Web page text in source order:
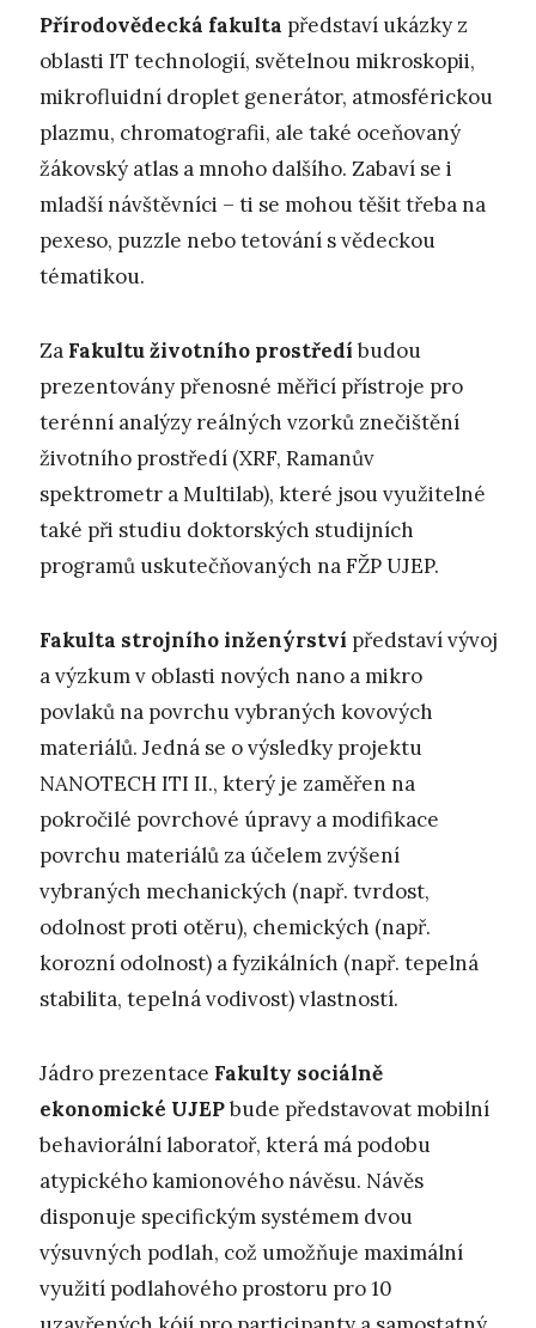
Přírodovědecká fakulta představí ukázky z
oblasti IT technologií, světelnou mikroskopii,
mikrofluidní droplet generátor, atmosférickou
plazmu, chromatografii, ale také oceňovaný
žákovský atlas a mnoho dalšího. Zabaví se i
mladší návštěvníci – ti se mohou těšit třeba na
pexeso, puzzle nebo tetování s vědeckou
tématikou.
Za Fakultu životního prostředíbudou
prezentovány přenosné měřicí přístroje pro
terénní analýzy reálných vzorků znečištění
životního prostředí (XRF, Ramanův
spektrometr a Multilab), které jsou využitelné
také při studiu doktorských studijních
programů uskutečňovaných na FŽP UJEP.
Fakulta strojního inženýrství představí vývoj
a výzkum v oblasti nových nano a mikro
povlaků na povrchu vybraných kovových
materiálů. Jedná se o výsledky projektu
NANOTECH ITI II., který je zaměřen na
pokročilé povrchové úpravy a modifikace
povrchu materiálů za účelem zvýšení
vybraných mechanických (např. tvrdost,
odolnost proti otěru), chemických (např.
korozní odolnost) a fyzikálních (např. tepelná
stabilita, tepelná vodivost) vlastností.
Jádro prezentace Fakulty sociálně
ekonomické UJEPbude představovat mobilní
behaviorální laboratoř, která má podobu
atypického kamionového návěsu. Návěs
disponuje specifickým systémem dvou
výsuvných podlah, což umožňuje maximální
využití podlahového prostoru pro 10